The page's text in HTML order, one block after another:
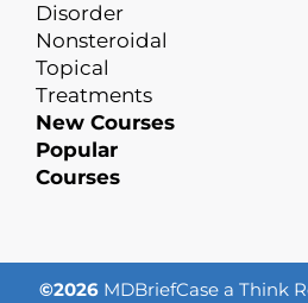
Disorder
Nonsteroidal
Topical
Treatments
New Courses
Popular
Courses
©2026 MDBriefCase a Think